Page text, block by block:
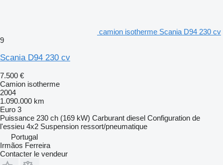
camion isotherme Scania D94 230 cv
9
Scania D94 230 cv
7.500 €
Camion isotherme
2004
1.090.000 km
Euro 3
Puissance 230 ch (169 kW) Carburant diesel Configuration de
l'essieu 4x2 Suspension ressort/pneumatique
Portugal
Irmãos Ferreira
Contacter le vendeur